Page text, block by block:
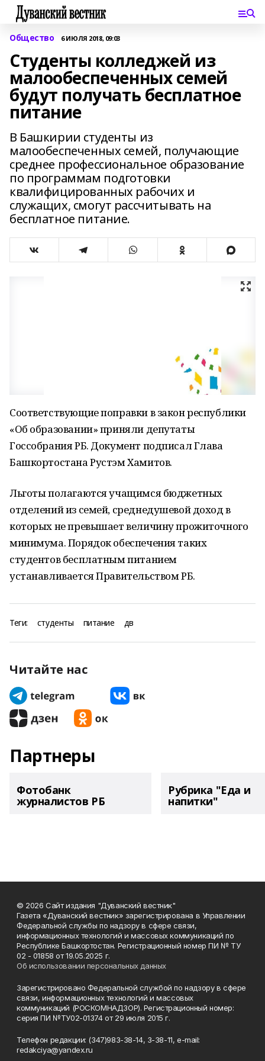
Общество 6 ИЮЛЯ 2018, 09:03
Студенты колледжей из
малообеспеченных семей
будут получать бесплатное
питание
В Башкирии студенты из
малообеспеченных семей, получающие
среднее профессиональное образование
по программам подготовки
квалифицированных рабочих и
служащих, смогут рассчитывать на
бесплатное питание.
Соответствующие поправки в закон республики
«Об образовании» приняли депутаты
Госсобрания РБ. Документ подписал Глава
Башкортостана Рустэм Хамитов.
Льготы полагаются учащимся бюджетных
отделений из семей, среднедушевой доход в
которых не превышает величину прожиточного
минимума. Порядок обеспечения таких
студентов бесплатным питанием
устанавливается Правительством РБ.
Теги: студенты питание дв
Читайте нас
Партнеры
Фотобанк
журналистов РБ
Рубрика "Еда и
напитки"
© 2026 Сайт издания "Дуванский вестник"
Газета «Дуванский вестник» зарегистрирована в Управлении
Федеральной службы по надзору в сфере связи,
информационных технологий и массовых коммуникаций по
Республике Башкортостан. Регистрационный номер ПИ № ТУ
02 - 01858 от 19.05.2025 г.
Об использовании персональных данных
Зарегистрировано Федеральной службой по надзору в сфере
связи, информационных технологий и массовых
коммуникаций (РОСКОМНАДЗОР). Регистрационный номер:
серия ПИ №ТУ02-01374 от 29 июля 2015 г.
Телефон редакции: (347)983-38-14, 3-38-11, e-mail:
redakciya@yandex.ru